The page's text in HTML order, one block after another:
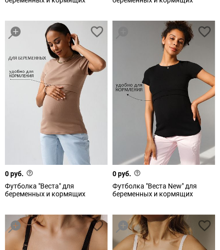
0 руб.
Футболка "Веста" для
беременных и кормящих
0 руб.
Футболка "Веста New" для
беременных и кормящих